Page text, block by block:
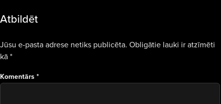
Atbildēt
Jūsu e-pasta adrese netiks publicēta. Obligātie lauki ir atzīmēti
kā*
Komentārs*